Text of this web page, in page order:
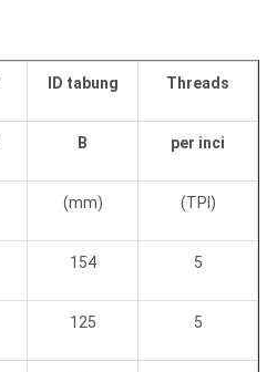
ID tabung Threads
B per inci
(mm) (TPI)
154 5
125 5